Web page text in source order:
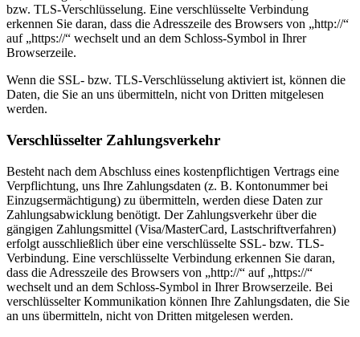
bzw. TLS-Verschlüsselung. Eine verschlüsselte Verbindung
erkennen Sie daran, dass die Adresszeile des Browsers von „http://“
auf „https://“ wechselt und an dem Schloss-Symbol in Ihrer
Browserzeile.
Wenn die SSL- bzw. TLS-Verschlüsselung aktiviert ist, können die
Daten, die Sie an uns übermitteln, nicht von Dritten mitgelesen
werden.
Verschlüsselter Zahlungsverkehr
Besteht nach dem Abschluss eines kostenpflichtigen Vertrags eine
Verpflichtung, uns Ihre Zahlungsdaten (z. B. Kontonummer bei
Einzugsermächtigung) zu übermitteln, werden diese Daten zur
Zahlungsabwicklung benötigt. Der Zahlungsverkehr über die
gängigen Zahlungsmittel (Visa/MasterCard, Lastschriftverfahren)
erfolgt ausschließlich über eine verschlüsselte SSL- bzw. TLS-
Verbindung. Eine verschlüsselte Verbindung erkennen Sie daran,
dass die Adresszeile des Browsers von „http://“ auf „https://“
wechselt und an dem Schloss-Symbol in Ihrer Browserzeile. Bei
verschlüsselter Kommunikation können Ihre Zahlungsdaten, die Sie
an uns übermitteln, nicht von Dritten mitgelesen werden.